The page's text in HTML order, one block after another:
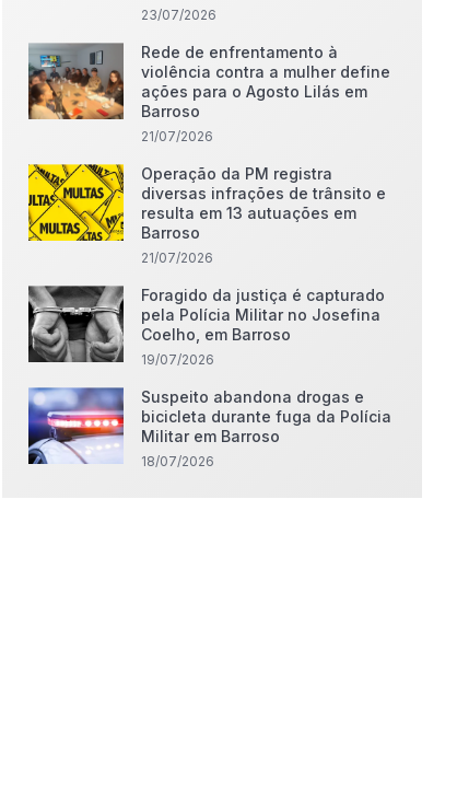
23/07/2026
Rede de enfrentamento à
violência contra a mulher define
ações para o Agosto Lilás em
Barroso
21/07/2026
Operação da PM registra
diversas infrações de trânsito e
resulta em 13 autuações em
Barroso
21/07/2026
Foragido da justiça é capturado
pela Polícia Militar no Josefina
Coelho, em Barroso
19/07/2026
Suspeito abandona drogas e
bicicleta durante fuga da Polícia
Militar em Barroso
18/07/2026